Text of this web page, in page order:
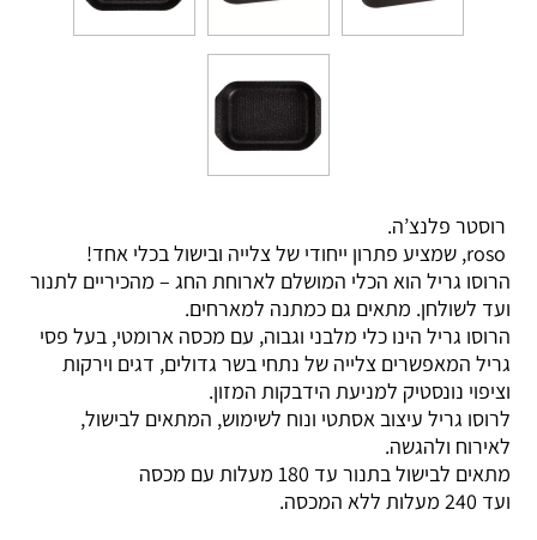
רוסטר פלנצ’ה.
הרוסו גריל הוא הכלי המושלם לארוחת החג – מהכיריים לתנור
ועד לשולחן. מתאים גם כמתנה למארחים.
הרוסו גריל הינו כלי מלבני וגבוה, עם מכסה ארומטי, בעל פסי
גריל המאפשרים צלייה של נתחי בשר גדולים, דגים וירקות
וציפוי נונסטיק למניעת הידבקות המזון.
לרוסו גריל עיצוב אסתטי ונוח לשימוש, המתאים לבישול,
לאירוח ולהגשה.
מתאים לבישול בתנור עד 180 מעלות עם מכסה
ועד 240 מעלות ללא המכסה.